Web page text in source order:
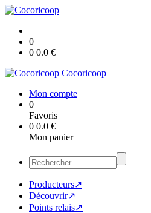
0
0 0.0 €
Cocoricoop
Mon compte
0
Favoris
0 0.0 €
Mon panier
Producteurs↗
Découvrir↗
Points relais↗